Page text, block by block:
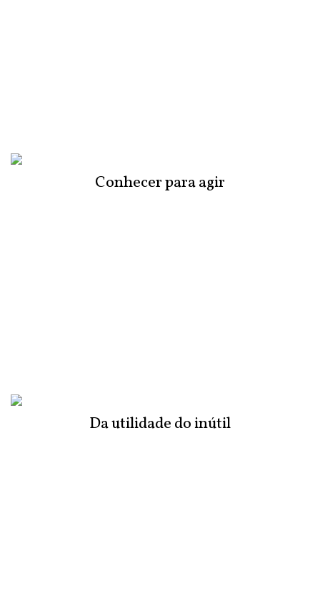
Conhecer para agir
Da utilidade do inútil